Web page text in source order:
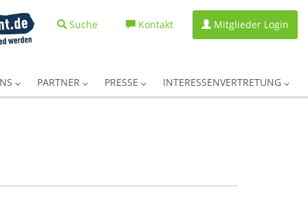
Suche Kontakt Mitglieder Login
PARTNER PRESSE INTERESSENVERTRETUNG